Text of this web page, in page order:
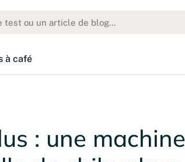
à café
: une machine